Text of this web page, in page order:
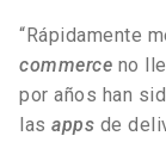
“Rápidamente
commerce no
por años han
las apps de